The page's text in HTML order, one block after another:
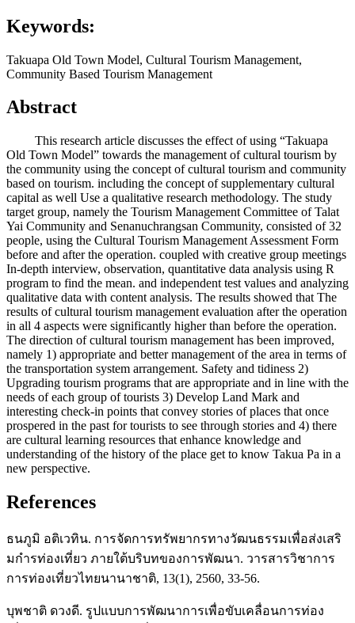
Keywords:
Takuapa Old Town Model, Cultural Tourism Management,
Community Based Tourism Management
Abstract
This research article discusses the effect of using “Takuapa
Old Town Model” towards the management of cultural tourism by
the community using the concept of cultural tourism and community
based on tourism. including the concept of supplementary cultural
capital as well Use a qualitative research methodology. The study
target group, namely the Tourism Management Committee of Talat
Yai Community and Senanuchrangsan Community, consisted of 32
people, using the Cultural Tourism Management Assessment Form
before and after the operation. coupled with creative group meetings
In-depth interview, observation, quantitative data analysis using R
program to find the mean. and independent test values and analyzing
qualitative data with content analysis. The results showed that The
results of cultural tourism management evaluation after the operation
in all 4 aspects were significantly higher than before the operation.
The direction of cultural tourism management has been improved,
namely 1) appropriate and better management of the area in terms of
the transportation system arrangement. Safety and tidiness 2)
Upgrading tourism programs that are appropriate and in line with the
needs of each group of tourists 3) Develop Land Mark and
interesting check-in points that convey stories of places that once
prospered in the past for tourists to see through stories and 4) there
are cultural learning resources that enhance knowledge and
understanding of the history of the place get to know Takua Pa in a
new perspective.
References
ธนภูมิ อติเวทิน. การจัดการทรัพยากรทางวัฒนธรรมเพื่อส่งเสริ
มกํารท่องเที่ยว ภายใต้บริบทของการพัฒนา. วารสารวิชาการ
การท่องเที่ยวไทยนานาชาติ, 13(1), 2560, 33-56.
บุพชาติ ดวงดี. รูปแบบการพัฒนาการเพื่อขับเคลื่อนการท่อง